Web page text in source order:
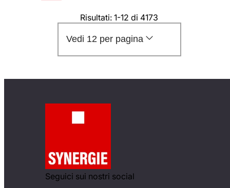
Risultati: 1-12 di 4173
Vedi 12 per pagina
Seguici sui nostri social